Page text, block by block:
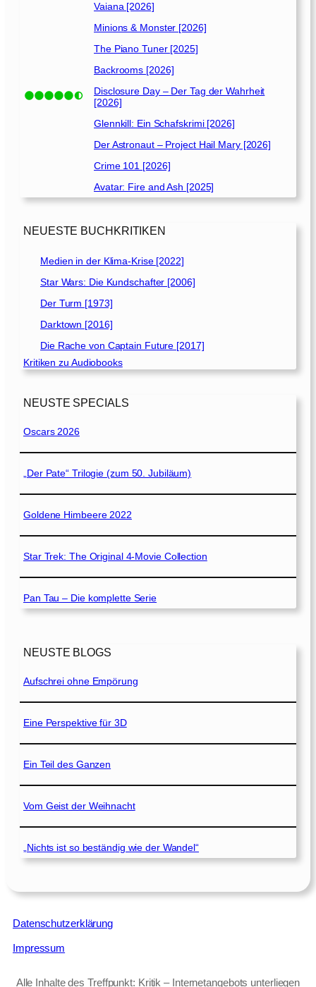
Vaiana [2026]
Minions & Monster [2026]
The Piano Tuner [2025]
Backrooms [2026]
Disclosure Day – Der Tag der Wahrheit
[2026]
Glennkill: Ein Schafskrimi [2026]
Der Astronaut – Project Hail Mary [2026]
Crime 101 [2026]
Avatar: Fire and Ash [2025]
NEUESTE BUCHKRITIKEN
Medien in der Klima-Krise [2022]
Star Wars: Die Kundschafter [2006]
Der Turm [1973]
Darktown [2016]
Die Rache von Captain Future [2017]
Kritiken zu Audiobooks
NEUSTE SPECIALS
Oscars 2026
„Der Pate“ Trilogie (zum 50. Jubiläum)
Goldene Himbeere 2022
Star Trek: The Original 4-Movie Collection
Pan Tau – Die komplette Serie
NEUSTE BLOGS
Aufschrei ohne Empörung
Eine Perspektive für 3D
Ein Teil des Ganzen
Vom Geist der Weihnacht
„Nichts ist so beständig wie der Wandel“
Datenschutzerklärung
Impressum
Alle Inhalte des Treffpunkt: Kritik – Internetangebots unterliegen